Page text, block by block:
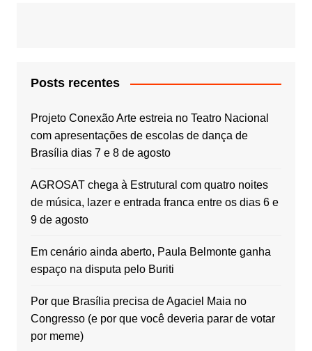
Posts recentes
Projeto Conexão Arte estreia no Teatro Nacional
com apresentações de escolas de dança de
Brasília dias 7 e 8 de agosto
AGROSAT chega à Estrutural com quatro noites
de música, lazer e entrada franca entre os dias 6 e
9 de agosto
Em cenário ainda aberto, Paula Belmonte ganha
espaço na disputa pelo Buriti
Por que Brasília precisa de Agaciel Maia no
Congresso (e por que você deveria parar de votar
por meme)